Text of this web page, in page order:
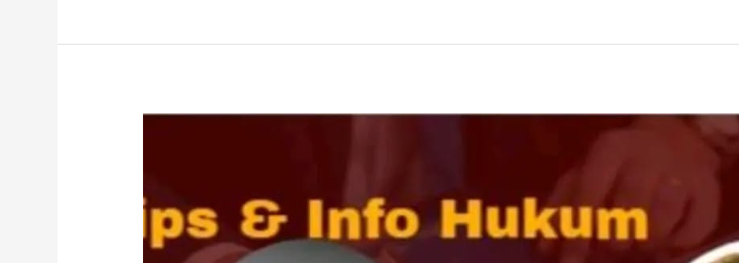
Law
Liona
M.Hum.
–
Andri